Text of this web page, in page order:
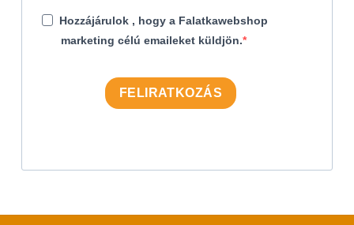
Hozzájárulok , hogy a Falatkawebshop
marketing célú emaileket küldjön.
FELIRATKOZÁS